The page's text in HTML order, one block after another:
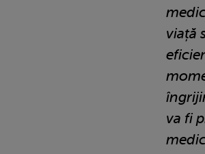
viață
va fi